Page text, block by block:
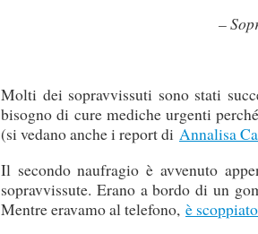
–
Molti dei sopravvissuti sono stati
bisogno di cure mediche urgenti
(si vedano anche i report di Annalisa
Il secondo naufragio è avvenuto
sopravvissute. Erano a bordo di un
Mentre eravamo al telefono, è